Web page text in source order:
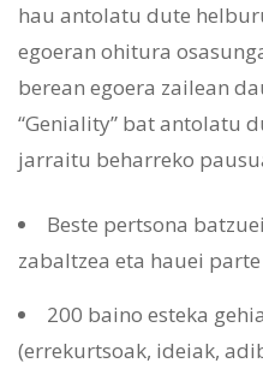
hau antolatu dute
egoeran ohitura
berean egoera zailean
“Geniality” bat antolatu
jarraitu beharreko
Beste pertsona
zabaltzea eta hauei
200 baino esteka
(errekurtsoak, ideiak,